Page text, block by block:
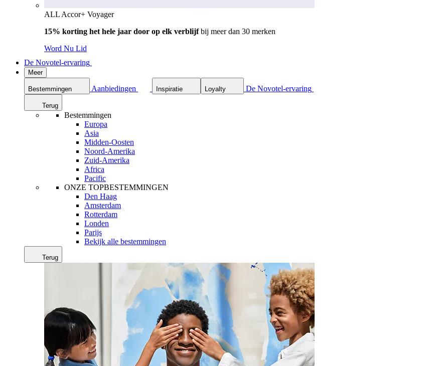
ALL Accor+ Voyager
15% korting het hele jaar door op elk verblijfbij meer dan 30 merken
Word Nu Lid
De Novotel-ervaring
Meer
Bestemmingen Aanbiedingen Inspiratie Loyalty De Novotel-ervaring
Terug
Bestemmingen
Europa
Asia
Midden-Oosten
Noord-Amerika
Zuid-Amerika
Africa
Pacific
ONZE TOPBESTEMMINGEN
Den Haag
Amsterdam
Rotterdam
Londen
Parijs
Bekijk alle bestemmingen
Terug